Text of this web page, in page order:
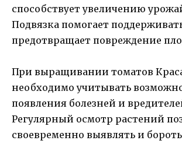
способствует увеличению
Подвязка помогает
предотвращает повреждение
При выращивании томатов
необходимо учитывать
появления болезней и
Регулярный осмотр растений
своевременно выявлять и